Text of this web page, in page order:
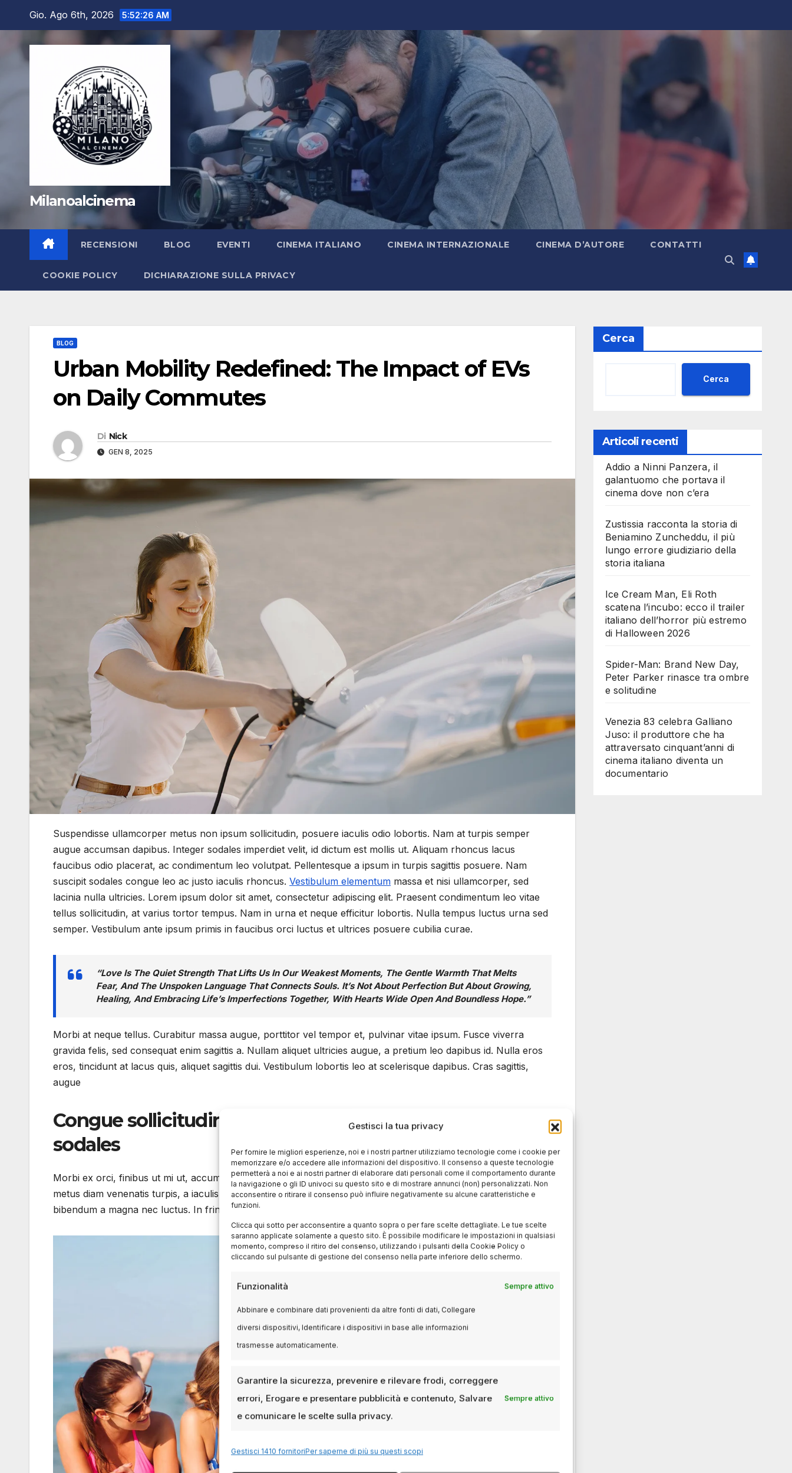
Gestisci la tua privacy
Per fornire le migliori esperienze, noi e i nostri partner utilizziamo tecnologie come i cookie per
memorizzare e/o accedere alle informazioni del dispositivo. Il consenso a queste tecnologie
permetterà a noi e ai nostri partner di elaborare dati personali come il comportamento durante
la navigazione o gli ID univoci su questo sito e di mostrare annunci (non) personalizzati. Non
acconsentire o ritirare il consenso può influire negativamente su alcune caratteristiche e
funzioni.
Clicca qui sotto per acconsentire a quanto sopra o per fare scelte dettagliate. Le tue scelte
saranno applicate solamente a questo sito. È possibile modificare le impostazioni in qualsiasi
momento, compreso il ritiro del consenso, utilizzando i pulsanti della Cookie Policy o
cliccando sul pulsante di gestione del consenso nella parte inferiore dello schermo.
Funzionalità Sempre attivo
Abbinare e combinare dati provenienti da altre fonti di dati, Collegare
diversi dispositivi, Identificare i dispositivi in base alle informazioni
trasmesse automaticamente.
Garantire la sicurezza, prevenire e rilevare frodi, correggere
errori, Erogare e presentare pubblicità e contenuto, Salvare
e comunicare le scelte sulla privacy.
Sempre attivo
Gestisci 1410 fornitoriPer saperne di più su questi scopi
contenuto
Gio. Ago 6th, 2026 5:52:28 AM
Milanoalcinema
RECENSIONI BLOG EVENTI CINEMA ITALIANO CINEMA INTERNAZIONALE CINEMA D’AUTORE CONTATTI
COOKIE POLICY DICHIARAZIONE SULLA PRIVACY
BLOG
Urban Mobility Redefined: The Impact of EVs
on Daily Commutes
Di Nick
GEN 8, 2025
Suspendisse ullamcorper metus non ipsum sollicitudin, posuere iaculis odio lobortis. Nam at turpis semper
augue accumsan dapibus. Integer sodales imperdiet velit, id dictum est mollis ut. Aliquam rhoncus lacus
faucibus odio placerat, ac condimentum leo volutpat. Pellentesque a ipsum in turpis sagittis posuere. Nam
suscipit sodales congue leo ac justo iaculis rhoncus. Vestibulum elementum massa et nisi ullamcorper, sed
lacinia nulla ultricies. Lorem ipsum dolor sit amet, consectetur adipiscing elit. Praesent condimentum leo vitae
tellus sollicitudin, at varius tortor tempus. Nam in urna et neque efficitur lobortis. Nulla tempus luctus urna sed
semper. Vestibulum ante ipsum primis in faucibus orci luctus et ultrices posuere cubilia curae.
“Love Is The Quiet Strength That Lifts Us In Our Weakest Moments, The Gentle Warmth That Melts
Fear, And The Unspoken Language That Connects Souls. It’s Not About Perfection But About Growing,
Healing, And Embracing Life’s Imperfections Together, With Hearts Wide Open And Boundless Hope.”
Morbi at neque tellus. Curabitur massa augue, porttitor vel tempor et, pulvinar vitae ipsum. Fusce viverra
gravida felis, sed consequat enim sagittis a. Nullam aliquet ultricies augue, a pretium leo dapibus id. Nulla eros
eros, tincidunt at lacus quis, aliquet sagittis dui. Vestibulum lobortis leo at scelerisque dapibus. Cras sagittis,
augue
Congue sollicitudin molestie, dolor neque malesuada
sodales
Morbi ex orci, finibus ut mi ut, accumsan tincidunt nunc. Vestibulum congue, turpis tincidunt vehicula faucibus,
metus diam venenatis turpis, a iaculis leo ligula vel magna. Aenean finibus sapien sed rhoncus maximus. Duis
bibendum a magna nec luctus. In fringilla nulla ex, sed placerat est sollicitudin a.
Cerca
Cerca
Articoli recenti
Addio a Ninni Panzera, il
galantuomo che portava il
cinema dove non c’era
Zustissia racconta la storia di
Beniamino Zuncheddu, il più
lungo errore giudiziario della
storia italiana
Ice Cream Man, Eli Roth
scatena l’incubo: ecco il trailer
italiano dell’horror più estremo
di Halloween 2026
Spider-Man: Brand New Day,
Peter Parker rinasce tra ombre
e solitudine
Venezia 83 celebra Galliano
Juso: il produttore che ha
attraversato cinquant’anni di
cinema italiano diventa un
documentario